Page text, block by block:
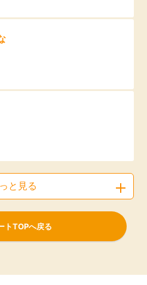
と見る
トTOPへ戻る